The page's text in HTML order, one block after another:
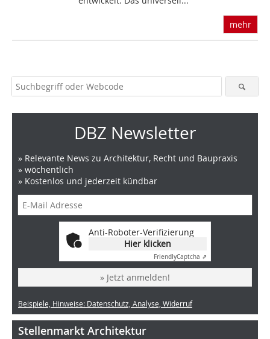
mehr
DBZ Newsletter
» Relevante News zu Architektur, Recht und Baupraxis
» wöchentlich
» Kostenlos und jederzeit kündbar
Anti-Roboter-Verifizierung
Hier klicken
FriendlyCaptcha ⇗
» Jetzt anmelden!
Beispiele, Hinweise: Datenschutz, Analyse, Widerruf
Stellenmarkt Architektur